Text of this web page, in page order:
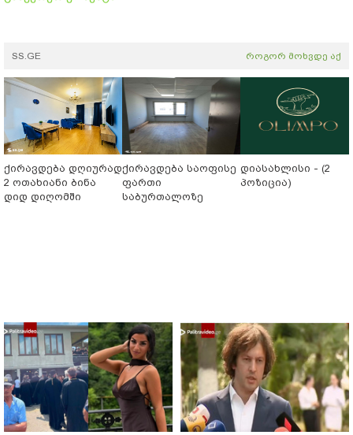
SS.GE როგორ მოხვდე აქ
ქირავდება დღიურად
2 ოთახიანი ბინა
დიდ დიღომში
ქირავდება საოფისე
ფართი
საბურთალოზე
დიასახლისი - (2
პოზიცია)